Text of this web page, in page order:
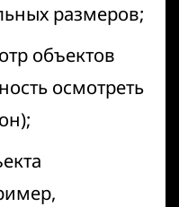
размеров;
объектов
осмотреть